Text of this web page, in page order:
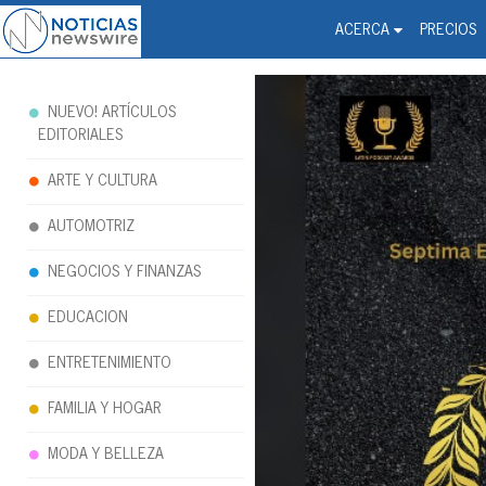
ACERCA PRECIOS
Noticias Newswire -
NUEVO! ARTÍCULOS
EDITORIALES
ARTE Y CULTURA
AUTOMOTRIZ
NEGOCIOS Y FINANZAS
EDUCACION
ENTRETENIMIENTO
FAMILIA Y HOGAR
MODA Y BELLEZA